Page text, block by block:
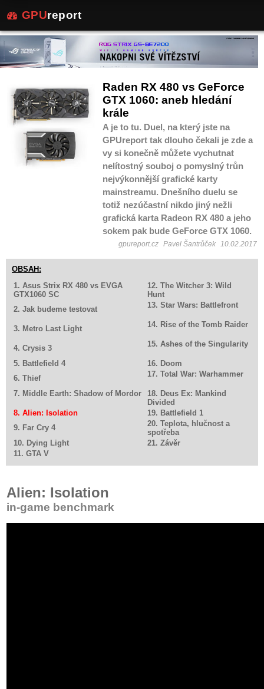
GPUreport
Raden RX 480 vs GeForce
GTX 1060: aneb hledání
krále
A je to tu. Duel, na který jste na
GPUreport tak dlouho čekali je zde a
vy si konečně můžete vychutnat
nelítostný souboj o pomyslný trůn
nejvýkonnější grafické karty
mainstreamu. Dnešního duelu se
totiž nezúčastní nikdo jiný nežli
grafická karta Radeon RX 480 a jeho
sokem pak bude GeForce GTX 1060.
gpureport.cz Pavel Šantrůček 10.02.2017
OBSAH:
1. Asus Strix RX 480 vs EVGA
GTX1060 SC
12. The Witcher 3: Wild
Hunt
2. Jak budeme testovat
13. Star Wars: Battlefront
3. Metro Last Light 14. Rise of the Tomb Raider
4. Crysis 3 15. Ashes of the Singularity
5. Battlefield 4
16. Doom
6. Thief
17. Total War: Warhammer
7. Middle Earth: Shadow of Mordor
18. Deus Ex: Mankind
Divided
8. Alien: Isolation
19. Battlefield 1
9. Far Cry 4
20. Teplota, hlučnost a
spotřeba
10. Dying Light
21. Závěr
11. GTA V
Alien: Isolation
in-game benchmark